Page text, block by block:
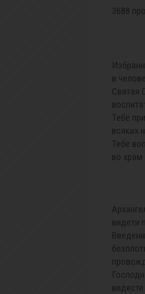
3688
и
Святая
Тебе
всяких
Тебе
во храм
видети